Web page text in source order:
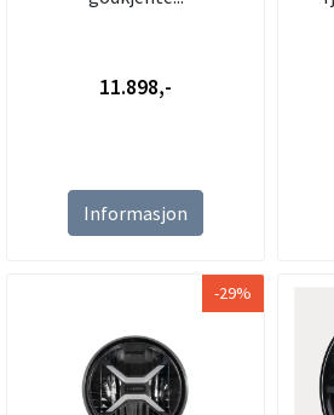
11.898,-
Informasjon
-29%